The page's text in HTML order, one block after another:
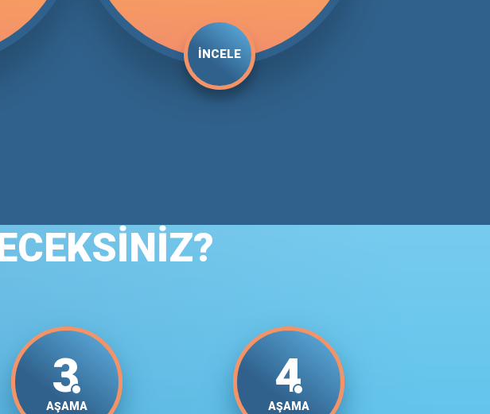
İNCELE
3
AŞAMA
4
AŞAMA